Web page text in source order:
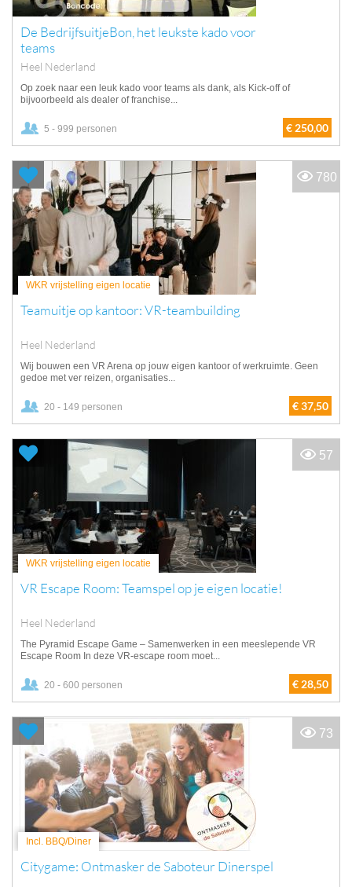
De BedrijfsuitjeBon, het leukste kado voor
teams
Heel Nederland
Op zoek naar een leuk kado voor teams als dank, als Kick-off of
bijvoorbeeld als dealer of franchise...
5 - 999 personen € 250,00
WKR vrijstelling eigen locatie
Teamuitje op kantoor: VR-teambuilding
Heel Nederland
Wij bouwen een VR Arena op jouw eigen kantoor of werkruimte. Geen
gedoe met ver reizen, organisaties...
20 - 149 personen € 37,50
780
WKR vrijstelling eigen locatie
VR Escape Room: Teamspel op je eigen locatie!
Heel Nederland
The Pyramid Escape Game – Samenwerken in een meeslepende VR
Escape Room In deze VR-escape room moet...
20 - 600 personen € 28,50
57
Incl. BBQ/Diner
Citygame: Ontmasker de Saboteur Dinerspel
73